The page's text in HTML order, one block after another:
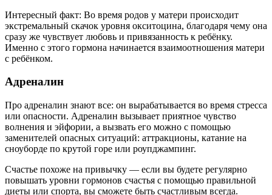
Интересный факт: Во время родов у матери происходит
экстремальный скачок уровня окситоцина, благодаря чему она
сразу же чувствует любовь и привязанность к ребёнку.
Именно с этого гормона начинается взаимоотношения матери
с ребёнком.
Адреналин
Про адреналин знают все: он вырабатывается во время стресса
или опасности. Адреналин вызывает приятное чувство
волнения и эйфории, а вызвать его можно с помощью
заменителей опасных ситуаций: аттракционы, катание на
сноуборде по крутой горе или роупджампинг.
Счастье похоже на привычку — если вы будете регулярно
повышать уровни гормонов счастья с помощью правильной
диеты или спорта, вы сможете быть счастливым всегда.